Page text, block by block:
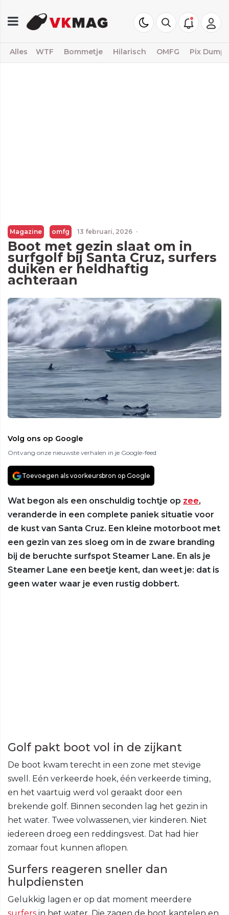
Alles WTF Bommetje Hilarisch OMFG Pix Dump
Magazine omfg 13 februari, 2026 ·
Boot met gezin slaat om in
surfgolf bij Santa Cruz, surfers
duiken er heldhaftig
achteraan
Volg ons op Google
Ontvang onze nieuwste verhalen in je Google-feed
Toevoegen als voorkeursbron op Google
Wat begon als een onschuldig tochtje op zee,
veranderde in een complete paniek situatie voor
de kust van Santa Cruz. Een kleine motorboot met
een gezin van zes sloeg om in de zware branding
bij de beruchte surfspot Steamer Lane. En als je
Steamer Lane een beetje kent, dan weet je: dat is
geen water waar je even rustig dobbert.
Golf pakt boot vol in de zijkant
De boot kwam terecht in een zone met stevige
swell. Eén verkeerde hoek, één verkeerde timing,
en het vaartuig werd vol geraakt door een
brekende golf. Binnen seconden lag het gezin in
het water. Twee volwassenen, vier kinderen. Niet
iedereen droeg een reddingsvest. Dat had hier
zomaar fout kunnen aflopen.
Surfers reageren sneller dan
hulpdiensten
Gelukkig lagen er op dat moment meerdere